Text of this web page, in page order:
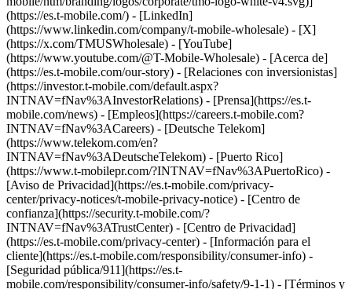
(https://es.t-mobile.com/) - [LinkedIn]
(https://www.linkedin.com/company/t-mobile-wholesale) - [X]
(https://x.com/TMUSWholesale) - [YouTube]
(https://www.youtube.com/@T-Mobile-Wholesale) - [Acerca de]
(https://es.t-mobile.com/our-story) - [Relaciones con inversionistas]
(https://investor.t-mobile.com/default.aspx?
INTNAV=fNav%3AInvestorRelations) - [Prensa](https://es.t-
mobile.com/news) - [Empleos](https://careers.t-mobile.com?
INTNAV=fNav%3ACareers) - [Deutsche Telekom]
(https://www.telekom.com/en?
INTNAV=fNav%3ADeutscheTelekom) - [Puerto Rico]
(https://www.t-mobilepr.com/?INTNAV=fNav%3APuertoRico) -
[Aviso de Privacidad](https://es.t-mobile.com/privacy-
center/privacy-notices/t-mobile-privacy-notice) - [Centro de
confianza](https://security.t-mobile.com/?
INTNAV=fNav%3ATrustCenter) - [Centro de Privacidad]
(https://es.t-mobile.com/privacy-center) - [Información para el
cliente](https://es.t-mobile.com/responsibility/consumer-info) -
[Seguridad pública/911](https://es.t-
mobile.com/responsibility/consumer-info/safety/9-1-1) - [Términos y